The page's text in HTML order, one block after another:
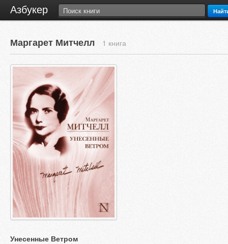
Азбукер
Маргарет Митчелл 1 книга
Унесенные Ветром